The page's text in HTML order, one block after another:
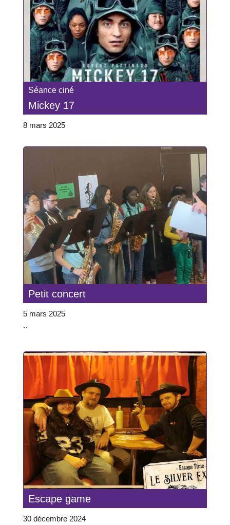
Séance ciné
Mickey 17
8 mars 2025
Petit concert
5 mars 2025
``
Escape game
30 décembre 2024